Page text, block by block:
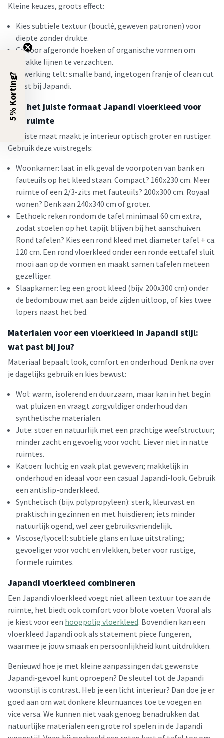
Kleine keuzes, groots effect:
Kies subtiele textuur (bouclé, geweven patronen) voor
diepte zonder drukte.
Ga voor afgeronde hoeken of organische vormen om
strakke lijnen te verzachten.
Afwerking telt: smalle band, ingetogen franje of clean cut
past bij Japandi.
Kies het juiste formaat Japandi vloerkleed voor
elke ruimte
De juiste maat maakt je interieur optisch groter en rustiger.
Gebruik deze vuistregels:
Woonkamer: laat in elk geval de voorpoten van bank en
fauteuils op het kleed staan. Compact? 160x230 cm. Meer
ruimte of een 2/3-zits met fauteuils? 200x300 cm. Royaal
wonen? Denk aan 240x340 cm of groter.
Eethoek: reken rondom de tafel minimaal 60 cm extra,
zodat stoelen op het tapijt blijven bij het aanschuiven.
Rond tafelen? Kies een rond kleed met diameter tafel + ca.
120 cm. Een rond vloerkleed onder een ronde eettafel sluit
mooi aan op de vormen en maakt samen tafelen meteen
gezelliger.
Slaapkamer: leg een groot kleed (bijv. 200x300 cm) onder
de bedombouw met aan beide zijden uitloop, of kies twee
lopers naast het bed.
Materialen voor een vloerkleed in Japandi stijl:
wat past bij jou?
Materiaal bepaalt look, comfort en onderhoud. Denk na over
je dagelijks gebruik en kies bewust:
Wol: warm, isolerend en duurzaam, maar kan in het begin
wat pluizen en vraagt zorgvuldiger onderhoud dan
synthetische materialen.
Jute: stoer en natuurlijk met een prachtige weefstructuur;
minder zacht en gevoelig voor vocht. Liever niet in natte
ruimtes.
Katoen: luchtig en vaak plat geweven; makkelijk in
onderhoud en ideaal voor een casual Japandi-look. Gebruik
een antislip-onderkleed.
Synthetisch (bijv. polypropyleen): sterk, kleurvast en
praktisch in gezinnen en met huisdieren; iets minder
natuurlijk ogend, wel zeer gebruiksvriendelijk.
Viscose/lyocell: subtiele glans en luxe uitstraling;
gevoeliger voor vocht en vlekken, beter voor rustige,
formele ruimtes.
Japandi vloerkleed combineren
Een Japandi vloerkleed voegt niet alleen textuur toe aan de
ruimte, het biedt ook comfort voor blote voeten. Vooral als
je kiest voor een hoogpolig vloerkleed. Bovendien kan een
vloerkleed Japandi ook als statement piece fungeren,
waarmee je jouw smaak en persoonlijkheid kunt uitdrukken.
Benieuwd hoe je met kleine aanpassingen dat gewenste
Japandi-gevoel kunt oproepen? De sleutel tot de Japandi
woonstijl is contrast. Heb je een licht interieur? Dan doe je er
goed aan om wat donkere kleurnuances toe te voegen en
vice versa. We kunnen niet vaak genoeg benadrukken dat
natuurlijke materialen een grote rol spelen in de Japandi
5% Korting?